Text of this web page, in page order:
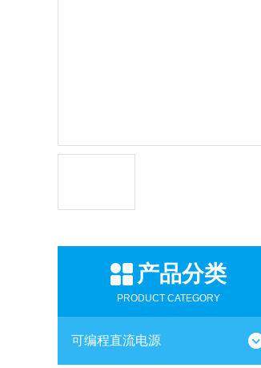
产品分类
PRODUCT CATEGORY
可编程直流电源